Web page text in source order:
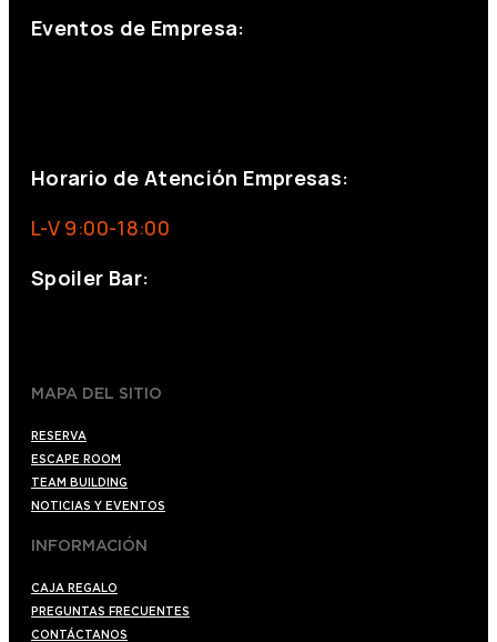
Eventos de Empresa:
Horario de Atención Empresas:
L-V 9:00-18:00
Spoiler Bar:
MAPA DEL SITIO
RESERVA
ESCAPE ROOM
TEAM BUILDING
NOTICIAS Y EVENTOS
INFORMACIÓN
CAJA REGALO
PREGUNTAS FRECUENTES
CONTÁCTANOS